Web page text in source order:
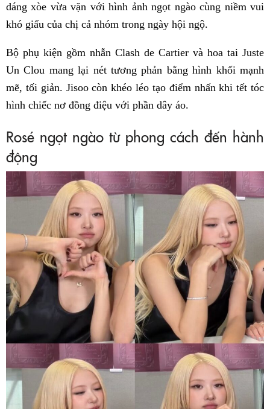
dáng xòe vừa vặn với hình ảnh ngọt ngào cùng niềm vui
khó giấu của chị cả nhóm trong ngày hội ngộ.
Bộ phụ kiện gồm nhẫn Clash de Cartier và hoa tai Juste
Un Clou mang lại nét tương phản bằng hình khối mạnh
mẽ, tối giản. Jisoo còn khéo léo tạo điểm nhấn khi tết tóc
hình chiếc nơ đồng điệu với phần dây áo.
Rosé ngọt ngào từ phong cách đến hành
động